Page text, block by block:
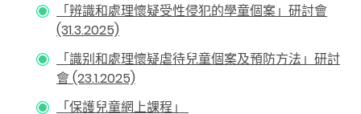
「辨識和處理懷疑受性侵犯的學童個案」研討會
(31.3.2025)
「識别和處理懷疑虐待兒童個案及預防方法」研討
會 (23.1.2025)
「保護兒童網上課程」